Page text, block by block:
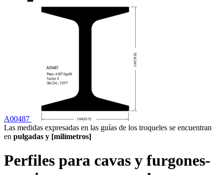
A00487
Las medidas expresadas en las guías de los troqueles se encuentran
en pulgadas y [milímetros]
Perfiles para cavas y furgones-